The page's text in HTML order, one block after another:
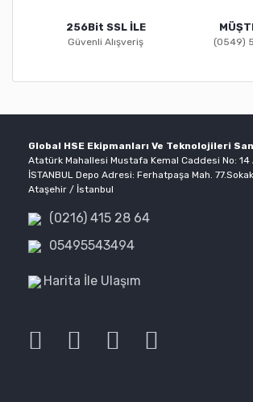
256Bit SSL İLE
Güvenli Alışveriş (0549)
Global HSE Ekipmanları Ve Teknolojileri
Atatürk Mahallesi Mustafa Kemal Caddesi No:
İSTANBUL Depo Adresi: Ferhatpaşa Mah.
Ataşehir / İstanbul
(0216) 415 28 64
05495543494
Harita İle Ulaşım